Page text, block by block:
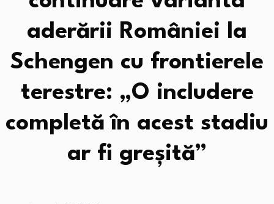
aderării României la
Schengen cu frontierele
terestre: „O includere
completă în acest stadiu
ar fi greșită”